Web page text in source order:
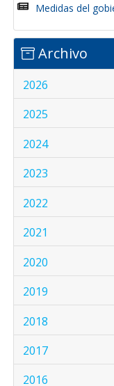
Medidas del
Archivo
2026
2025
2024
2023
2022
2021
2020
2019
2018
2017
2016